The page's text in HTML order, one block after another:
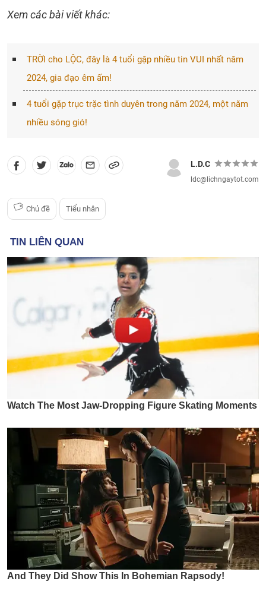
Xem các bài viết khác:
TRỜI cho LỘC, đây là 4 tuổi gặp nhiều tin VUI nhất năm
2024, gia đạo êm ấm!
4 tuổi gặp trục trặc tình duyên trong năm 2024, một năm
nhiều sóng gió!
L.D.C
ldc@lichngaytot.com
Chủ đề Tiểu nhân